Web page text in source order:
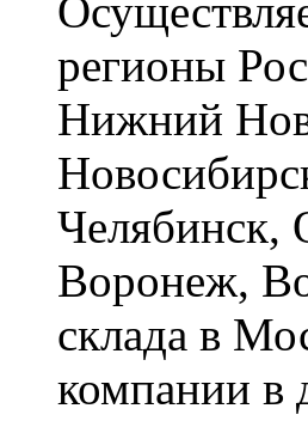
регионы
Нижний
Челябинск,
Воронеж,
склада в
компании в